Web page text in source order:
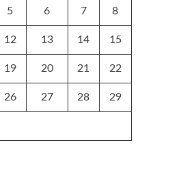
5 6 7 8
12 13 14 15
19 20 21 22
26 27 28 29